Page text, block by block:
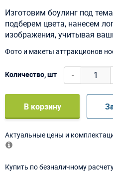
Изготовим боулинг под
подберем цвета, нанесем
изображения, учитывая
Фото и макеты аттракционов
Количество, шт -
В корзину
Актуальные цены и
Купить по безналичному